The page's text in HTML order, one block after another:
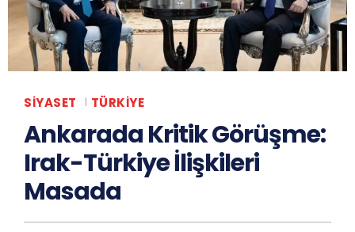
SIYASET TÜRKIYE
Ankarada Kritik Görüşme:
Irak-Türkiye İlişkileri
Masada